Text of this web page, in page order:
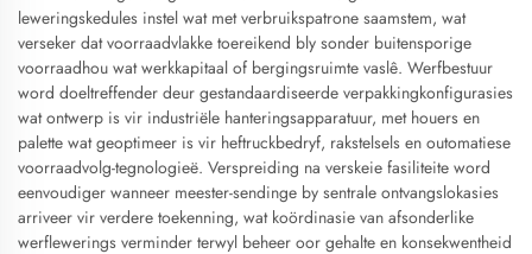
leweringskedules instel wat met verbruikspatrone saamstem, wat
verseker dat voorraadvlakke toereikend bly sonder buitensporige
voorraadhou wat werkkapitaal of bergingsruimte vaslê. Werfbestuur
word doeltreffender deur gestandaardiseerde verpakkingkonfigurasies
wat ontwerp is vir industriële hanteringsapparatuur, met houers en
palette wat geoptimeer is vir heftruckbedryf, rakstelsels en outomatiese
voorraadvolg-tegnologieë. Verspreiding na verskeie fasiliteite word
eenvoudiger wanneer meester-sendinge by sentrale ontvangslokasies
arriveer vir verdere toekenning, wat koördinasie van afsonderlike
werflewerings verminder terwyl beheer oor gehalte en konsekwentheid